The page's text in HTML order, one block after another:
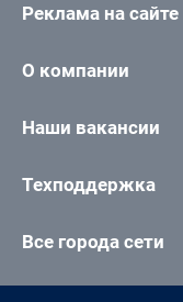
Реклама на сайте
О компании
Наши вакансии
Техподдержка
Все города сети